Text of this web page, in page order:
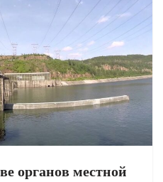
органов местной